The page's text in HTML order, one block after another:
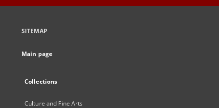
SITEMAP
Main page
Collections
Culture and Fine Arts